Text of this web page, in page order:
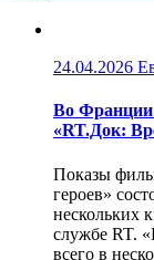
24.04.2026
Во Франции
«RT.Док:
Показы
героев»
нескольких
службе RT.
всего в